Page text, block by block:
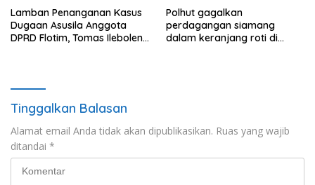
Lamban Penanganan Kasus
Dugaan Asusila Anggota
DPRD Flotim, Tomas Ileboleng
Polhut gagalkan
perdagangan siamang
dalam keranjang roti di
Tinggalkan Balasan
Alamat email Anda tidak akan dipublikasikan. Ruas yang wajib
ditandai *